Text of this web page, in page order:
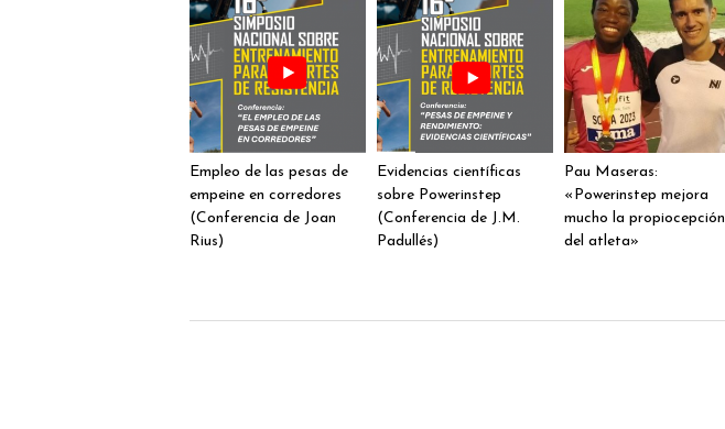
Empleo de las pesas de
empeine en corredores
(Conferencia de Joan
Rius)
Evidencias científicas
sobre Powerinstep
(Conferencia de J.M.
Padullés)
Pau Maseras:
«Powerinstep mejora
mucho la propiocepción
del atleta»